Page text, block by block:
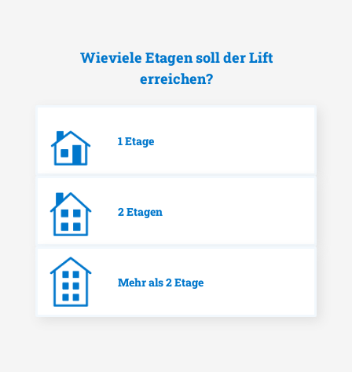
Wieviele Etagen soll der Lift
erreichen?
1 Etage
2 Etagen
Mehr als 2 Etage